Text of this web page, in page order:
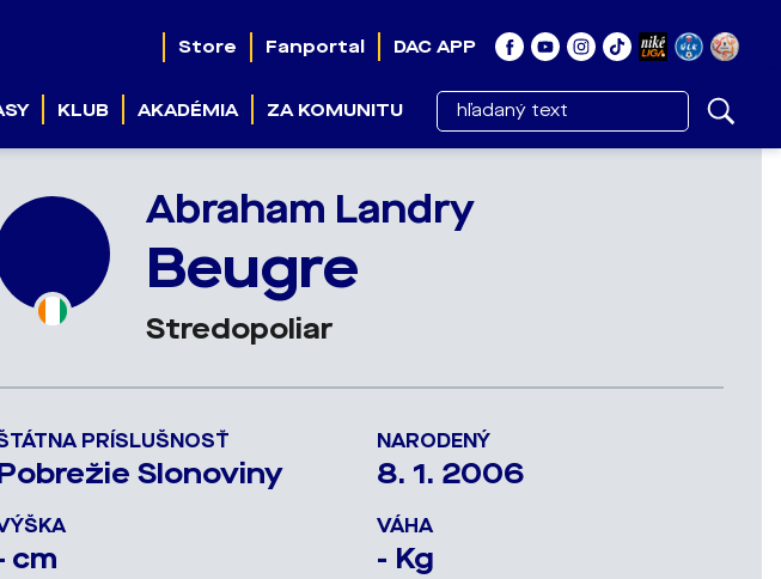
Store Fanportal DAC APP
KLUB AKADÉMIA ZA KOMUNITU
Abraham Landry
Beugre
Stredopoliar
PRÍSLUŠNOSŤ
Slonoviny
NARODENÝ
8. 1. 2006
cm
VÁHA
- Kg